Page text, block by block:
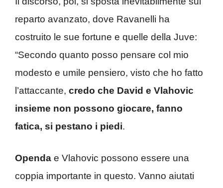
reparto avanzato, dove Ravanelli ha
costruito le sue fortune e quelle della Juve:
“Secondo quanto posso pensare col mio
modesto e umile pensiero, visto che ho fatto
l’attaccante, credo che David e Vlahovic
insieme non possono giocare, fanno
fatica, si pestano i piedi.
Openda e Vlahovic possono essere una
coppia importante in questo. Vanno aiutati